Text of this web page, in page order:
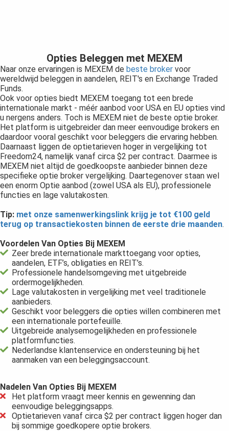
Opties Beleggen met MEXEM
Naar onze ervaringen is MEXEM de beste broker voor
wereldwijd beleggen in aandelen, REIT's en Exchange Traded
Funds.
Ook voor opties biedt MEXEM toegang tot een brede
internationale markt - méér aanbod voor USA en EU opties vind
u nergens anders. Toch is MEXEM niet de beste optie broker.
Het platform is uitgebreider dan meer eenvoudige brokers en
daardoor vooral geschikt voor beleggers die ervaring hebben.
Daarnaast liggen de optietarieven hoger in vergelijking tot
Freedom24, namelijk vanaf circa $2 per contract. Daarmee is
MEXEM niet altijd de goedkoopste aanbieder binnen deze
specifieke optie broker vergelijking. Daartegenover staan wel
een enorm Optie aanbod (zowel USA als EU), professionele
functies en lage valutakosten.
Tip: met onze samenwerkingslink krijg je tot €100 geld
terug op transactiekosten binnen de eerste drie maanden.
Voordelen Van Opties Bij MEXEM
Zeer brede internationale markttoegang voor opties,
aandelen, ETF’s, obligaties en REIT’s.
Professionele handelsomgeving met uitgebreide
ordermogelijkheden.
Lage valutakosten in vergelijking met veel traditionele
aanbieders.
Geschikt voor beleggers die opties willen combineren met
een internationale portefeuille.
Uitgebreide analysemogelijkheden en professionele
platformfuncties.
Nederlandse klantenservice en ondersteuning bij het
aanmaken van een beleggingsaccount.
Nadelen Van Opties Bij MEXEM
Het platform vraagt meer kennis en gewenning dan
eenvoudige beleggingsapps.
Optietarieven vanaf circa $2 per contract liggen hoger dan
bij sommige goedkopere optie brokers.